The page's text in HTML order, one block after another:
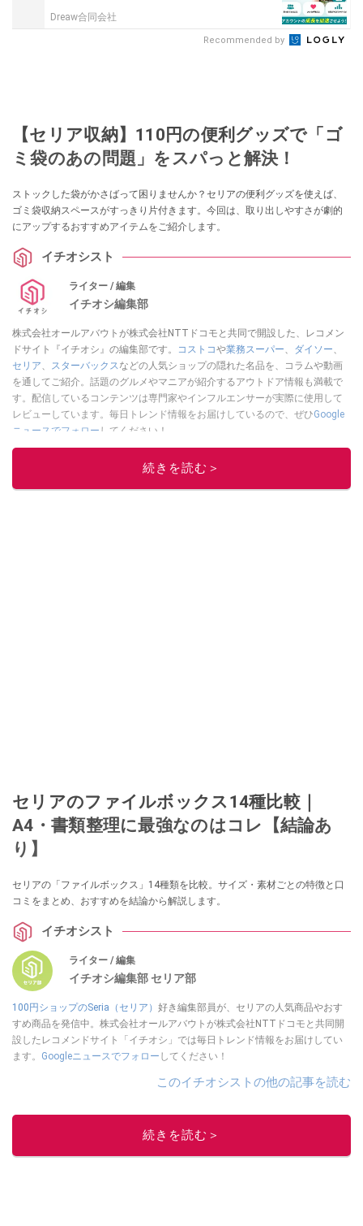
Dreaw合同会社
Recommended by
【セリア収納】110円の便利グッズで「ゴ
ミ袋のあの問題」をスパっと解決！
ストックした袋がかさばって困りませんか？セリアの便利グッズを使えば、
ゴミ袋収納スペースがすっきり片付きます。今回は、取り出しやすさが劇的
にアップするおすすめアイテムをご紹介します。
イチオシスト
ライター / 編集
イチオシ編集部
株式会社オールアバウトが株式会社NTTドコモと共同で開設した、レコメン
ドサイト『イチオシ』の編集部です。
コストコや業務スーパー、 ダイソー、
セリア、 スターバックスなどの人気ショップの隠れた名品を、コラムや動画
を通してご紹介。話題のグルメやマニアが紹介するアウトドア情報も満載で
す。配信しているコンテンツは専門家やインフルエンサーが実際に使用して
レビューしています。毎日トレンド情報をお届けしているので、ぜひGoogle
ニュースでフォロー してください！
続きを読む＞
セリアのファイルボックス14種比較｜
A4・書類整理に最強なのはコレ【結論あ
り】
セリアの「ファイルボックス」14種類を比較。サイズ・素材ごとの特徴と口
コミをまとめ、おすすめを結論から解説します。
イチオシスト
ライター / 編集
イチオシ編集部 セリア部
100円ショップのSeria（セリア） 好き編集部員が、セリアの人気商品やおす
すめ商品を発信中。株式会社オールアバウトが株式会社NTTドコモと共同開
設したレコメンドサイト「イチオシ」では毎日トレンド情報をお届けしてい
ます。 Googleニュースでフォロー してください！
このイチオシストの他の記事を読む
続きを読む＞